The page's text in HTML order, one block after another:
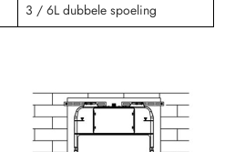
3 / 6L dubbele spoeling